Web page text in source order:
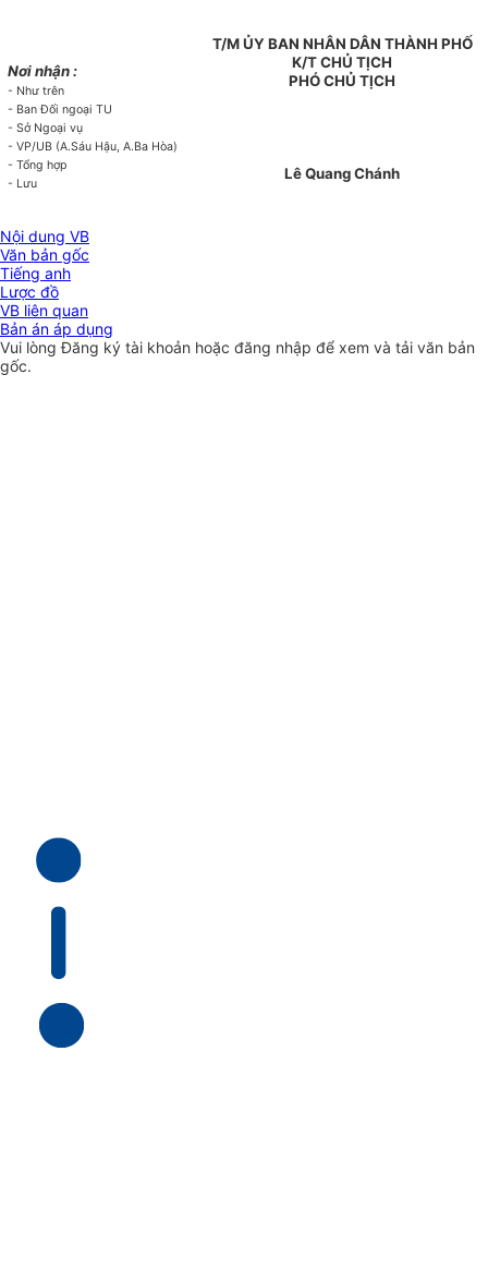
Nơi nhận :
- Như trên
- Ban Đối ngoại TU
- Sở Ngoại vụ
- VP/UB (A.Sáu Hậu, A.Ba Hòa)
- Tổng hợp
- Lưu
T/M ỦY BAN NHÂN DÂN THÀNH PHỐ
K/T CHỦ TỊCH
PHÓ CHỦ TỊCH
Lê Quang Chánh
Nội dung VB
Văn bản gốc
Tiếng anh
Lược đồ
VB liên quan
Bản án áp dụng
Vui lòngĐăng ký tài khoản hoặc đăng nhập để xem và tải văn bản
gốc.